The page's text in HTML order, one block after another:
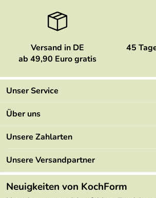
Versand in DE
ab 49,90 Euro gratis
45
Unser Service
Kontakt
Mehrwertsteuerfrei
Retourenportal
FAQs
Lieferbedingungen
Über uns
Marken
Angebote
Made in Germany
Unsere Zahlarten
Unsere Versandpartner
Neuigkeiten von KochForm